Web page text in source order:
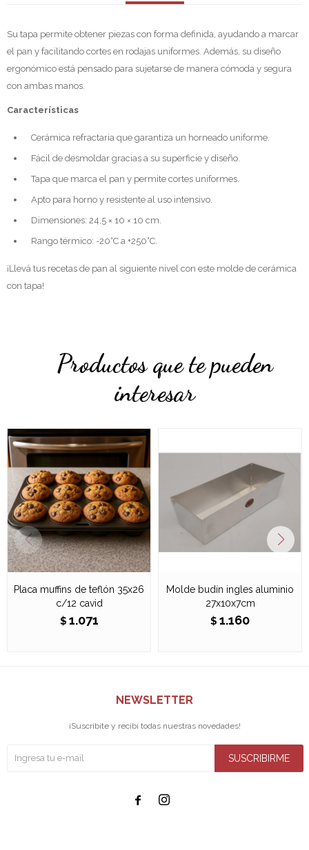
Su tapa permite obtener piezas con forma definida, ayudando a marcar
el pan y facilitando cortes en rodajas uniformes. Además, su diseño
ergonómico está pensado para sujetarse de manera cómoda y segura
con ambas manos.
Características
Cerámica refractaria que garantiza un horneado uniforme.
Fácil de desmoldar gracias a su superficie y diseño.
Tapa que marca el pan y permite cortes uniformes.
Apto para horno y resistente al uso intensivo.
Dimensiones: 24,5 × 10 × 10 cm.
Rango térmico: -20°C a +250°C.
¡Llevá tus recetas de pan al siguiente nivel con este molde de cerámica
con tapa!
Productos que te pueden
interesar
Placa muffins de teflón 35x26
c/12 cavid
$ 1.071
Molde budín ingles aluminio
27x10x7cm
$ 1.160
NEWSLETTER
¡Suscribite y recibí todas nuestras novedades!
SUSCRIBIRME
 